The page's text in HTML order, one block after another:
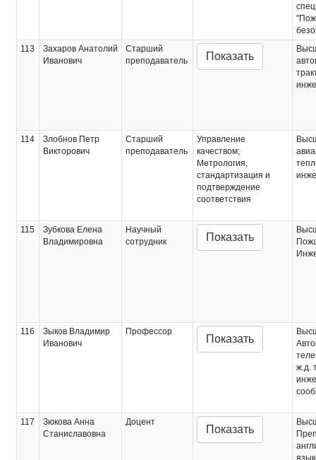
113
Захаров Анатолий
Иванович
Старший
преподаватель
Показать
114
Злобнов Петр
Викторович
Старший
преподаватель
Управление
качеством;
Метрология,
стандартизация и
подтверждение
соответствия
115
Зубкова Елена
Владимировна
Научный
сотрудник
Показать
116
Зыков Владимир
Иванович
Профессор
Показать
ж.д.
117
Зюкова Анна
Станиславовна
Доцент
Показать